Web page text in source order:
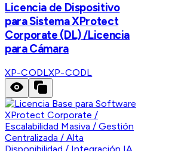
Licencia de Dispositivo
para Sistema XProtect
Corporate (DL) /Licencia
para Cámara
XP-CODLXP-CODL